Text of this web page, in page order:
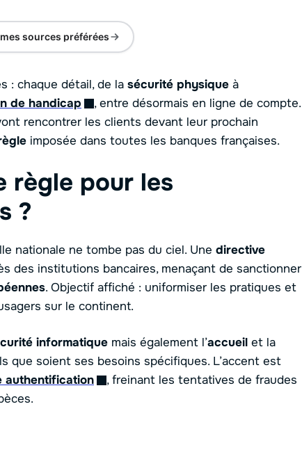
sources préférées
: chaque détail, de la sécurité physique à
de handicap
, entre désormais en ligne de compte.
rencontrer les clients devant leur prochain
imposée dans toutes les banques françaises.
règle pour les
?
nationale ne tombe pas du ciel. Une directive
des institutions bancaires, menaçant de sanctionner
. Objectif affiché : uniformiser les pratiques et
sur le continent.
informatique mais également l’accueil et la
que soient ses besoins spécifiques. L’accent est
authentification
, freinant les tentatives de fraudes